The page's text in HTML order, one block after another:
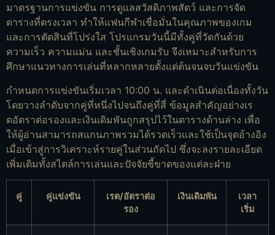
มาตรฐานการแข่งขัน การดูแลสวัสดิภาพสัตว์ และการจัด
ตารางที่ตรงเวลา ทำให้แฟนกีฬาเชื่อมั่นในคุณภาพของเกม
และการตัดสินที่โปร่งใส โปรแกรมวันนี้มีทั้งคู่ที่วัดกันด้วย
ความเร็ว ความแม่น และชั้นเชิงเกมรับ จึงเหมาะสำหรับการ
ศึกษาแนวทางการเล่นที่หลากหลายตั้งแต่ต้นจนจบวันแข่งขัน
กำหนดการแข่งขันเริ่มเวลา 10:00 น. และดำเนินต่อเนื่องทั้งวัน
โดยวางลำดับจากคู่ที่หนึ่งไปจนถึงคู่ที่สี่ ข้อมูลสำคัญอย่างเร
ตอัตราต่อรองและเงินเดิมพันถูกสรุปไว้ในตารางด้านล่าง เพื่อ
ให้ผู้อ่านสามารถสแกนภาพรวมได้รวดเร็วและใช้เป็นจุดอ้างอิง
เมื่อเข้าสู่การวิเคราะห์รายคู่ในส่วนถัดไป ซึ่งจะลงรายละเอียด
เพิ่มเติมทั้งสไตล์การเล่นและปัจจัยชี้ขาดของแต่ละฝ่าย
คู่ คู่แข่งขัน
เรต/อัตราต่อ
รอง
เงินเดิมพัน
เวลา
เริ่ม